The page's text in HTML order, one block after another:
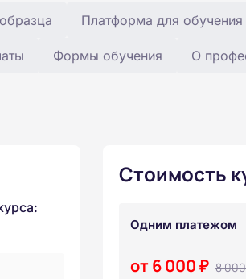
Платформа для обучения
Формы обучения О
Стоимость
Одним платежом
от 6 000 ₽ 8